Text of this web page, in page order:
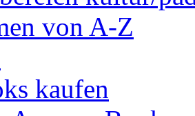
von A-Z
kaufen